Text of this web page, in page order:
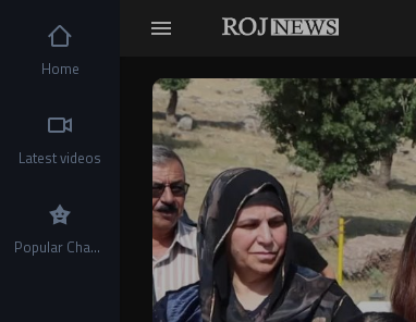
Video
Player
Home
Latest videos
Popular Channels